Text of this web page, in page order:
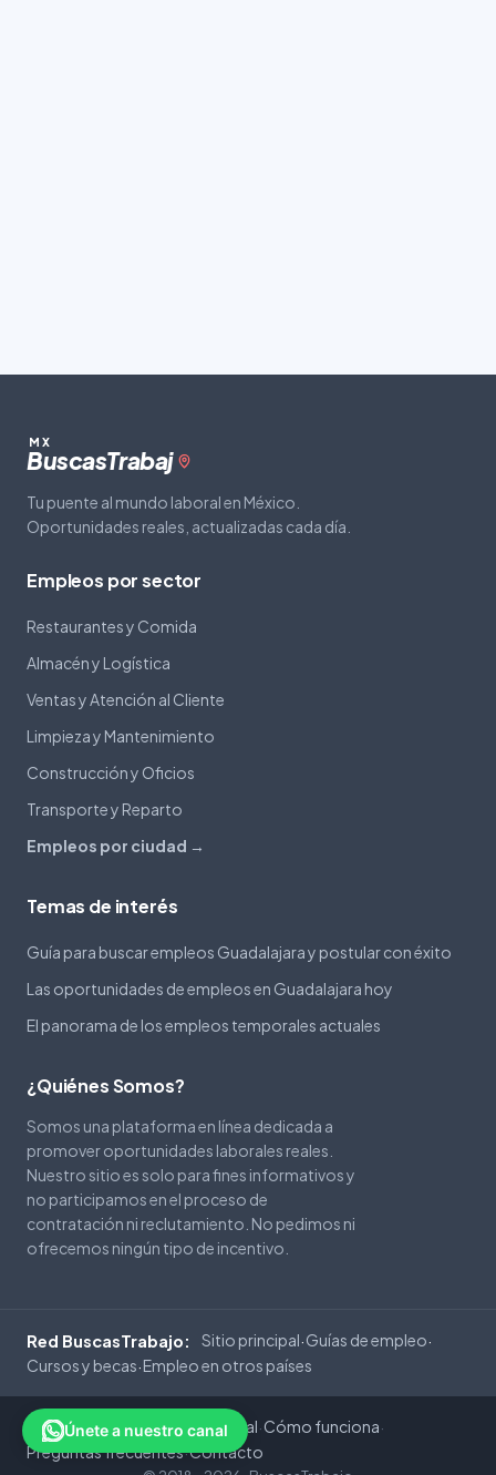
MX
BuscasTrabaj
Tu puente al mundo laboral en México.
Oportunidades reales, actualizadas cada día.
Empleos por sector
Restaurantes y Comida
Almacén y Logística
Ventas y Atención al Cliente
Limpieza y Mantenimiento
Construcción y Oficios
Transporte y Reparto
Empleos por ciudad →
Temas de interés
Guía para buscar empleos Guadalajara y postular con éxito
Las oportunidades de empleos en Guadalajara hoy
El panorama de los empleos temporales actuales
¿Quiénes Somos?
Somos una plataforma en línea dedicada a
promover oportunidades laborales reales.
Nuestro sitio es solo para fines informativos y
no participamos en el proceso de
contratación ni reclutamiento. No pedimos ni
ofrecemos ningún tipo de incentivo.
Red BuscasTrabajo: Sitio principal·Guías de empleo·
Cursos y becas·Empleo en otros países
Privacidad· Cookies·Aviso Legal·Cómo funciona·
Preguntas frecuentes·Contacto
Únete a nuestro canal